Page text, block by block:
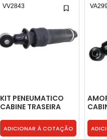
KIT PENEUMATICO
CABINE TRASEIRA
ADICIONAR À COTAÇÃO
VV2843